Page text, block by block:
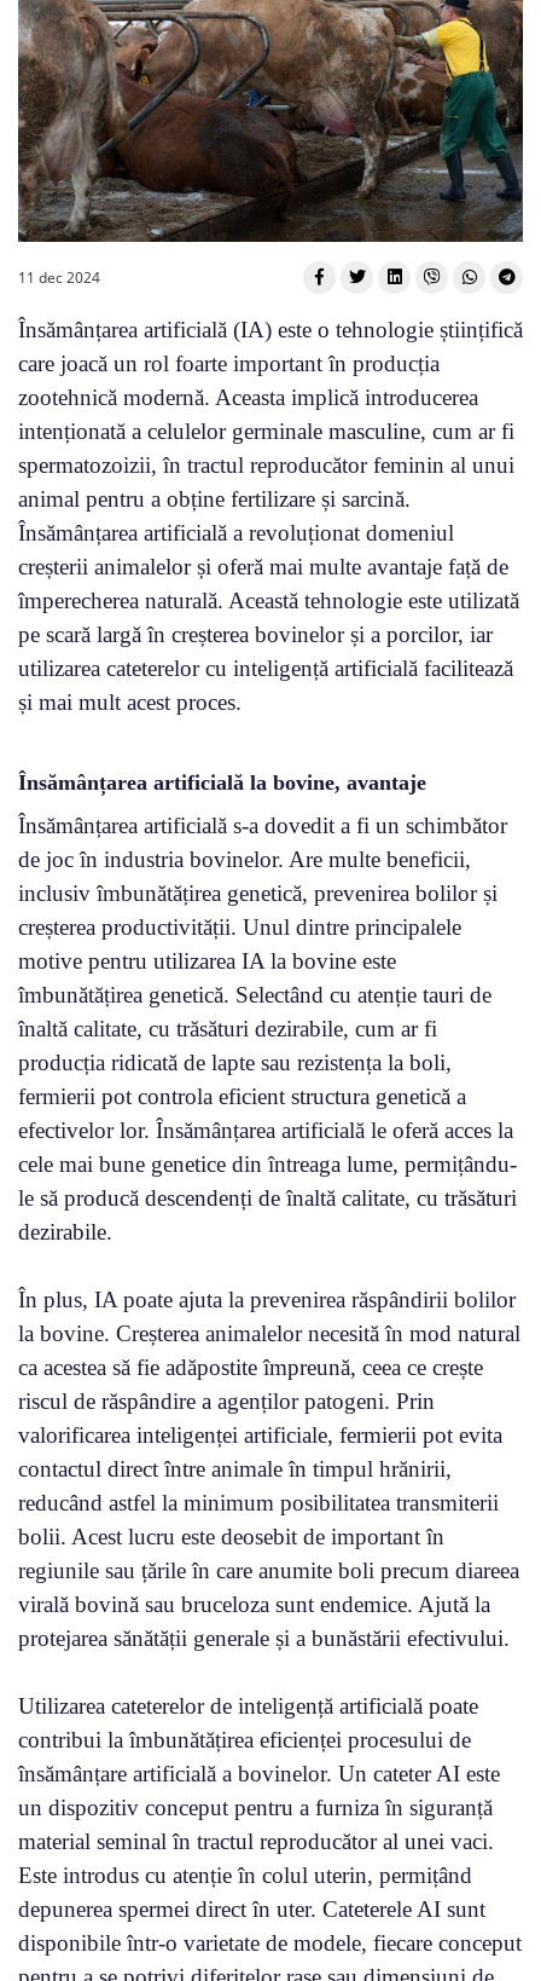
11 dec 2024
Însămânțarea artificială (IA) este o tehnologie științifică
care joacă un rol foarte important în producția
zootehnică modernă. Aceasta implică introducerea
intenționată a celulelor germinale masculine, cum ar fi
spermatozoizii, în tractul reproducător feminin al unui
animal pentru a obține fertilizare și sarcină.
Însămânțarea artificială a revoluționat domeniul
creșterii animalelor și oferă mai multe avantaje față de
împerecherea naturală. Această tehnologie este utilizată
pe scară largă în creșterea bovinelor și a porcilor, iar
utilizarea cateterelor cu inteligență artificială facilitează
și mai mult acest proces.
Însămânțarea artificială la bovine, avantaje
Însămânțarea artificială s-a dovedit a fi un schimbător
de joc în industria bovinelor. Are multe beneficii,
inclusiv îmbunătățirea genetică, prevenirea bolilor și
creșterea productivității. Unul dintre principalele
motive pentru utilizarea IA la bovine este
îmbunătățirea genetică. Selectând cu atenție tauri de
înaltă calitate, cu trăsături dezirabile, cum ar fi
producția ridicată de lapte sau rezistența la boli,
fermierii pot controla eficient structura genetică a
efectivelor lor. Însămânțarea artificială le oferă acces la
cele mai bune genetice din întreaga lume, permițându-
le să producă descendenți de înaltă calitate, cu trăsături
dezirabile.
În plus, IA poate ajuta la prevenirea răspândirii bolilor
la bovine. Creșterea animalelor necesită în mod natural
ca acestea să fie adăpostite împreună, ceea ce crește
riscul de răspândire a agenților patogeni. Prin
valorificarea inteligenței artificiale, fermierii pot evita
contactul direct între animale în timpul hrănirii,
reducând astfel la minimum posibilitatea transmiterii
bolii. Acest lucru este deosebit de important în
regiunile sau țările în care anumite boli precum diareea
virală bovină sau bruceloza sunt endemice. Ajută la
protejarea sănătății generale și a bunăstării efectivului.
Utilizarea cateterelor de inteligență artificială poate
contribui la îmbunătățirea eficienței procesului de
însămânțare artificială a bovinelor. Un cateter AI este
un dispozitiv conceput pentru a furniza în siguranță
material seminal în tractul reproducător al unei vaci.
Este introdus cu atenție în colul uterin, permițând
depunerea spermei direct în uter. Cateterele AI sunt
disponibile într-o varietate de modele, fiecare conceput